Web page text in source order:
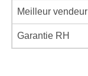
Meilleur vendeur
Garantie RH